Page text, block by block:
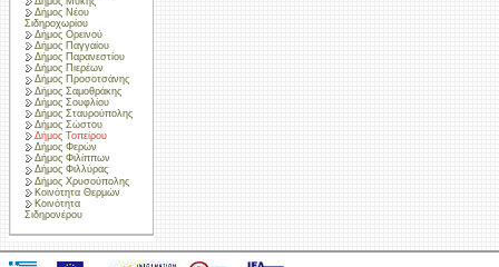
Δήμος Νέου
Σιδηροχωρίου
Δήμος Ορεινού
Δήμος Παγγαίου
Δήμος Παρανεστίου
Δήμος Πιερέων
Δήμος Προσοτσάνης
Δήμος Σαμοθράκης
Δήμος Σουφλίου
Δήμος Σταυρούπολης
Δήμος Σώστου
Δήμος Τοπείρου
Δήμος Φερών
Δήμος Φιλίππων
Δήμος Φιλλύρας
Δήμος Χρυσούπολης
Κοινότητα Θερμών
Κοινότητα
Σιδηρονέρου